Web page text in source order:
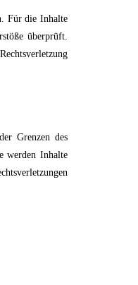
Für die Inhalte
überprüft.
Grenzen des
werden Inhalte